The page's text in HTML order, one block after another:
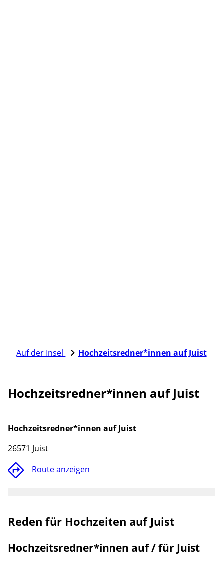
Auf der Insel Hochzeitsredner*innen auf Juist
Hochzeitsredner*innen auf Juist
Reden für Hochzeiten auf Juist
Hochzeitsredner*innen auf / für Juist
Hochzeitsredner*innen auf Juist
26571 Juist
Route anzeigen